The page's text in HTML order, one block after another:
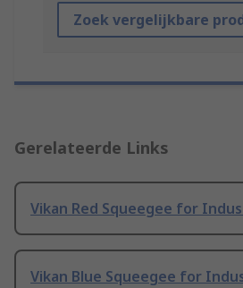
Zoek vergelijkbare
Gerelateerde Links
Vikan Red Squeegee for
Vikan Blue Squeegee for